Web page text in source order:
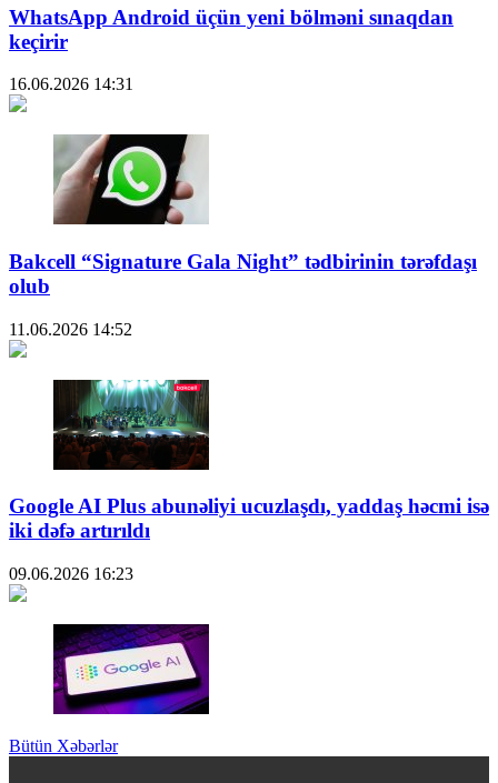
WhatsApp Android üçün yeni bölməni sınaqdan
keçirir
16.06.2026 14:31
Bakcell “Signature Gala Night” tədbirinin tərəfdaşı
olub
11.06.2026 14:52
Google AI Plus abunəliyi ucuzlaşdı, yaddaş həcmi isə
iki dəfə artırıldı
09.06.2026 16:23
Bütün Xəbərlər